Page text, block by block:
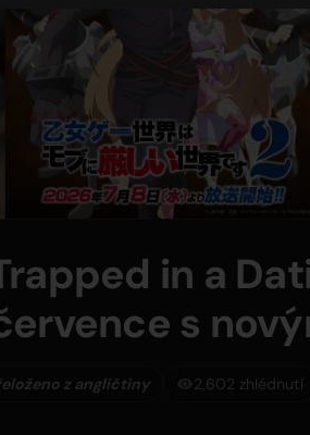
in a
s
z angličtiny 2,602 zhlédnutí